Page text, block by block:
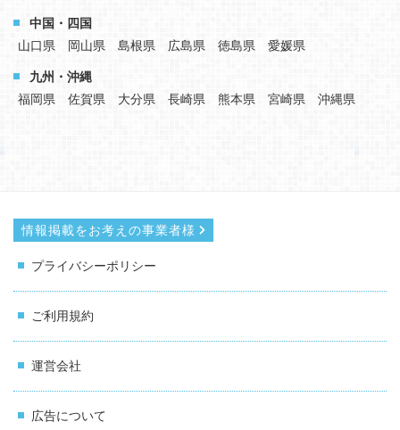
中国・四国
山口県
岡山県 島根県 広島県 徳島県 愛媛県
九州・沖縄
福岡県
佐賀県 大分県 長崎県 熊本県 宮崎県 沖縄県
情報掲載をお考えの事業者様
プライバシーポリシー
ご利用規約
運営会社
広告について